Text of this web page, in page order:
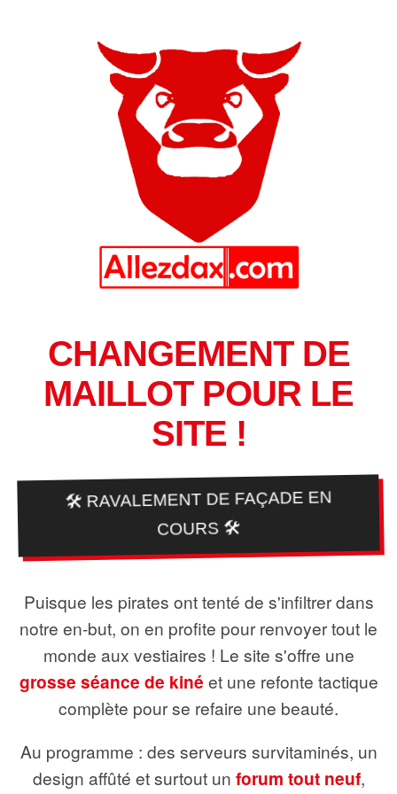
CHANGEMENT DE
MAILLOT POUR LE
SITE !
🛠️ RAVALEMENT DE FAÇADE EN
COURS 🛠️
Puisque les pirates ont tenté de s'infiltrer dans
notre en-but, on en profite pour renvoyer tout le
monde aux vestiaires ! Le site s'offre une
grosse séance de kiné et une refonte tactique
complète pour se refaire une beauté.
Au programme : des serveurs survitaminés, un
design affûté et surtout un forum tout neuf,